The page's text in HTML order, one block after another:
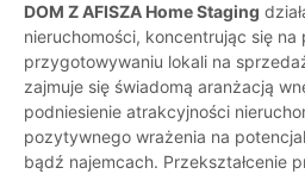
DOM Z AFISZA Home Staging
nieruchomości, koncentrując się na
przygotowywaniu lokali na
zajmuje się świadomą aranżacją
podniesienie atrakcyjności
pozytywnego wrażenia na
bądź najemcach. Przekształcenie